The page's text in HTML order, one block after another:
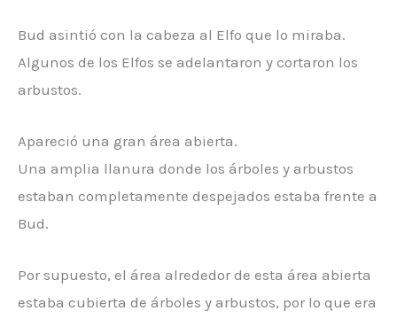
Bud asintió con la cabeza al Elfo que lo miraba.
Algunos de los Elfos se adelantaron y cortaron los
arbustos.
Apareció una gran área abierta.
Una amplia llanura donde los árboles y arbustos
estaban completamente despejados estaba frente a
Bud.
Por supuesto, el área alrededor de esta área abierta
estaba cubierta de árboles y arbustos, por lo que era